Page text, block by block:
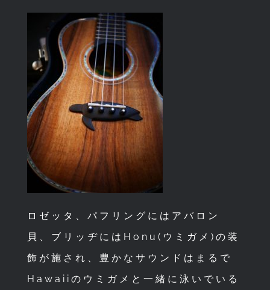
ロゼッタ、パフリングにはアバロン
貝、ブリッヂにはHonu(ウミガメ)の装
飾が施され、豊かなサウンドはまるで
Hawaiiのウミガメと一緒に泳いでいる